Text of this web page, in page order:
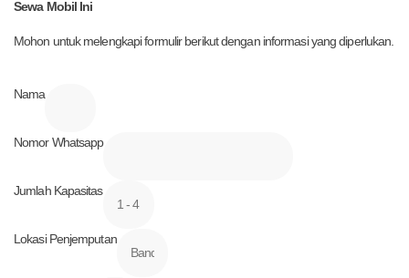
Sewa Mobil Ini
Mohon untuk melengkapi formulir berikut dengan informasi yang diperlukan.
Nama
Nomor Whatsapp
Jumlah Kapasitas
Lokasi Penjemputan